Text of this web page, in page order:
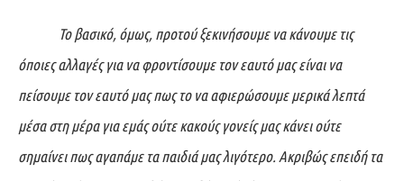
Το βασικό, όμως, προτού ξεκινήσουμε να κάνουμε τις
όποιες αλλαγές για να φροντίσουμε τον εαυτό μας είναι να
πείσουμε τον εαυτό μας πως το να αφιερώσουμε μερικά λεπτά
μέσα στη μέρα για εμάς ούτε κακούς γονείς μας κάνει ούτε
σημαίνει πως αγαπάμε τα παιδιά μας λιγότερο. Ακριβώς επειδή τα